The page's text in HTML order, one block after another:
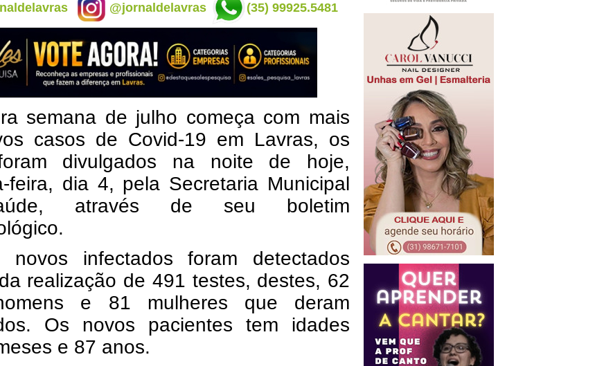
@jornaldelavras (35) 99925.5481
semana de julho começa com mais
casos de Covid-19 em Lavras, os
divulgados na noite de hoje,
feira, dia 4, pela Secretaria Municipal
através de seu boletim
novos infectados foram detectados
realização de 491 testes, destes, 62
e 81 mulheres que deram
Os novos pacientes tem idades
e 87 anos.